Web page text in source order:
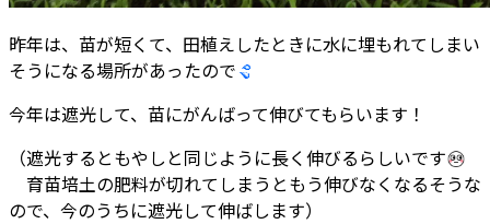
昨年は、苗が短くて、田植えしたときに水に埋もれてしまい
そうになる場所があったので
今年は遮光して、苗にがんばって伸びてもらいます！
（遮光するともやしと同じように長く伸びるらしいです
育苗培土の肥料が切れてしまうともう伸びなくなるそうな
ので、今のうちに遮光して伸ばします）